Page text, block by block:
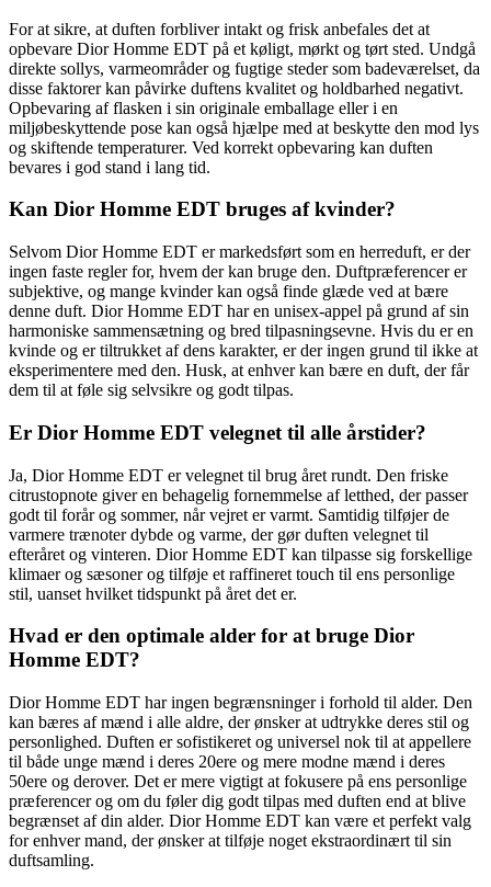
For at sikre, at duften forbliver intakt og frisk anbefales det at
opbevare Dior Homme EDT på et køligt, mørkt og tørt sted. Undgå
direkte sollys, varmeområder og fugtige steder som badeværelset, da
disse faktorer kan påvirke duftens kvalitet og holdbarhed negativt.
Opbevaring af flasken i sin originale emballage eller i en
miljøbeskyttende pose kan også hjælpe med at beskytte den mod lys
og skiftende temperaturer. Ved korrekt opbevaring kan duften
bevares i god stand i lang tid.
Kan Dior Homme EDT bruges af kvinder?
Selvom Dior Homme EDT er markedsført som en herreduft, er der
ingen faste regler for, hvem der kan bruge den. Duftpræferencer er
subjektive, og mange kvinder kan også finde glæde ved at bære
denne duft. Dior Homme EDT har en unisex-appel på grund af sin
harmoniske sammensætning og bred tilpasningsevne. Hvis du er en
kvinde og er tiltrukket af dens karakter, er der ingen grund til ikke at
eksperimentere med den. Husk, at enhver kan bære en duft, der får
dem til at føle sig selvsikre og godt tilpas.
Er Dior Homme EDT velegnet til alle årstider?
Ja, Dior Homme EDT er velegnet til brug året rundt. Den friske
citrustopnote giver en behagelig fornemmelse af letthed, der passer
godt til forår og sommer, når vejret er varmt. Samtidig tilføjer de
varmere trænoter dybde og varme, der gør duften velegnet til
efteråret og vinteren. Dior Homme EDT kan tilpasse sig forskellige
klimaer og sæsoner og tilføje et raffineret touch til ens personlige
stil, uanset hvilket tidspunkt på året det er.
Hvad er den optimale alder for at bruge Dior
Homme EDT?
Dior Homme EDT har ingen begrænsninger i forhold til alder. Den
kan bæres af mænd i alle aldre, der ønsker at udtrykke deres stil og
personlighed. Duften er sofistikeret og universel nok til at appellere
til både unge mænd i deres 20ere og mere modne mænd i deres
50ere og derover. Det er mere vigtigt at fokusere på ens personlige
præferencer og om du føler dig godt tilpas med duften end at blive
begrænset af din alder. Dior Homme EDT kan være et perfekt valg
for enhver mand, der ønsker at tilføje noget ekstraordinært til sin
duftsamling.